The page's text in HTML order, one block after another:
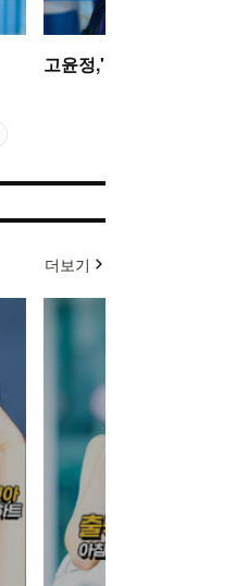
고윤정,'탄성을 자아내는
더보기